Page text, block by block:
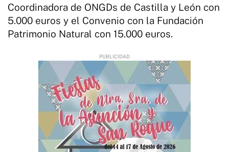
Coordinadora de ONGDs de Castilla y León con
5.000 euros y el Convenio con la Fundación
Patrimonio Natural con 15.000 euros.